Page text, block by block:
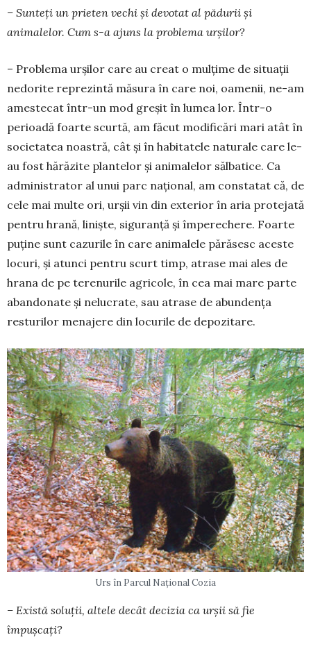
– Sunteți un prieten vechi și devotat al pădurii și
animalelor. Cum s-a ajuns la problema urșilor?
– Problema urșilor care au creat o mulțime de situații
nedorite reprezintă măsura în care noi, oa­menii, ne-am
amestecat într-un mod greșit în lumea lor. Într-o
perioadă foarte scurtă, am făcut modi­ficări mari atât în
societatea noastră, cât și în ha­bitatele naturale care le-
au fost hărăzite plantelor și animalelor sălba­tice. Ca
adminis­tra­tor al unui parc na­țional, am constatat că, de
cele mai multe ori, urșii vin din ex­terior în aria pro­te­jată
pentru hrană, li­niște, siguranță și îm­perechere. Foarte
puține sunt cazurile în care animalele pă­răsesc aceste
lo­curi, și atunci pentru scurt timp, atrase mai ales de
hrana de pe tere­nurile agri­co­le, în cea mai mare parte
abandonate și nelu­crate, sau atrase de abundența
resturilor mena­jere din locurile de depozitare.
Urs în Parcul Naţional Cozia
– Există soluții, altele decât decizia ca urșii să fie
împușcați?